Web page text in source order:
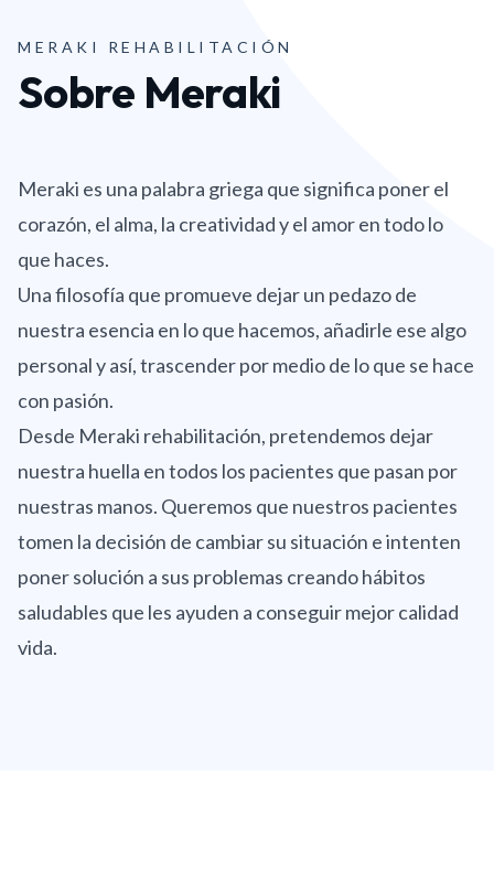
MERAKI REHABILITACIÓN
Sobre Meraki
Meraki es una palabra griega que significa poner el
corazón, el alma, la creatividad y el amor en todo lo
que haces.
Una filosofía que promueve dejar un pedazo de
nuestra esencia en lo que hacemos, añadirle ese algo
personal y así, trascender por medio de lo que se hace
con pasión.
Desde Meraki rehabilitación, pretendemos dejar
nuestra huella en todos los pacientes que pasan por
nuestras manos. Queremos que nuestros pacientes
tomen la decisión de cambiar su situación e intenten
poner solución a sus problemas creando hábitos
saludables que les ayuden a conseguir mejor calidad
vida.